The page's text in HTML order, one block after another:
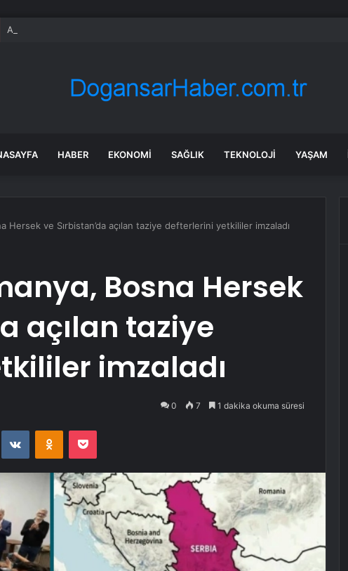
Albüm: 2026 Dünya Yapay Zeka Konferansı’nda Yapay Zeka Ajanı Ürünleri
HABER EKONOMI SAĞLIK TEKNOLOJI YAŞAM
Hersek ve Sırbistan’da açılan taziye defterlerini yetkililer imzaladı
Bosna Hersek
açılan taziye
imzaladı
0 7 1 dakika okuma süresi
VKontakteOdnoklassniki
Pocket